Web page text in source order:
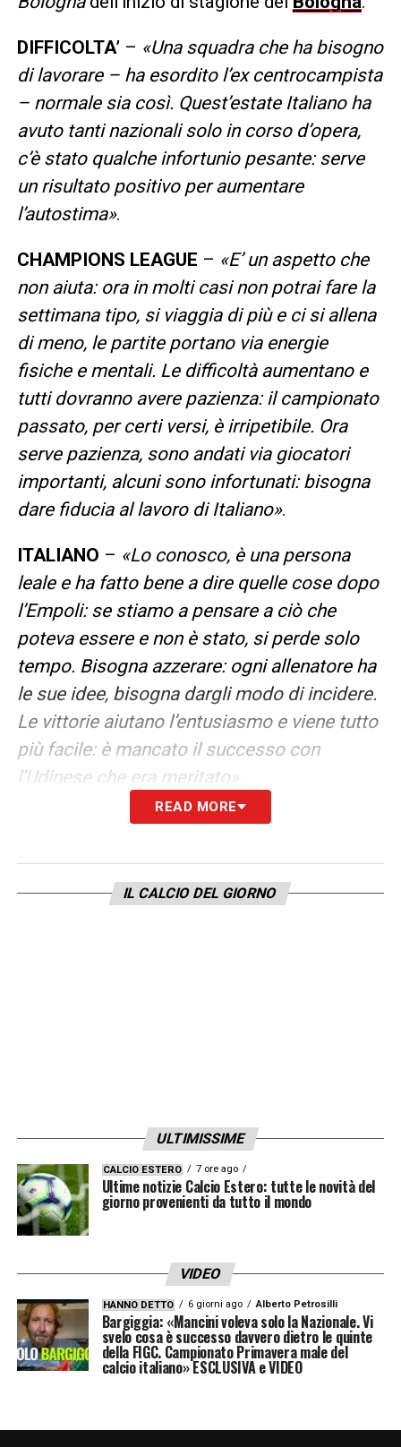
DIFFICOLTA’– «Una squadra che ha bisogno
di lavorare – ha esordito l’ex centrocampista
– normale sia così. Quest’estate Italiano ha
avuto tanti nazionali solo in corso d’opera,
c’è stato qualche infortunio pesante: serve
un risultato positivo per aumentare
l’autostima».
CHAMPIONS LEAGUE – «E’ un aspetto che
non aiuta: ora in molti casi non potrai fare la
settimana tipo, si viaggia di più e ci si allena
di meno, le partite portano via energie
fisiche e mentali. Le difficoltà aumentano e
tutti dovranno avere pazienza: il campionato
passato, per certi versi, è irripetibile. Ora
serve pazienza, sono andati via giocatori
importanti, alcuni sono infortunati: bisogna
dare fiducia al lavoro di Italiano».
ITALIANO – «Lo conosco, è una persona
leale e ha fatto bene a dire quelle cose dopo
l’Empoli: se stiamo a pensare a ciò che
poteva essere e non è stato, si perde solo
tempo. Bisogna azzerare: ogni allenatore ha
le sue idee, bisogna dargli modo di incidere.
Le vittorie aiutano l’entusiasmo e viene tutto
più facile: è mancato il successo con
l’Udinese che era meritato».
READ MORE
IL CALCIO DEL GIORNO
ULTIMISSIME
CALCIO ESTERO 7 ore ago
Ultime notizie Calcio Estero: tutte le novità del
giorno provenienti da tutto il mondo
VIDEO
HANNO DETTO 6 giorni ago Alberto Petrosilli
Bargiggia: «Mancini voleva solo la Nazionale. Vi
svelo cosa è successo davvero dietro le quinte
della FIGC. Campionato Primavera male del
calcio italiano» ESCLUSIVA e VIDEO